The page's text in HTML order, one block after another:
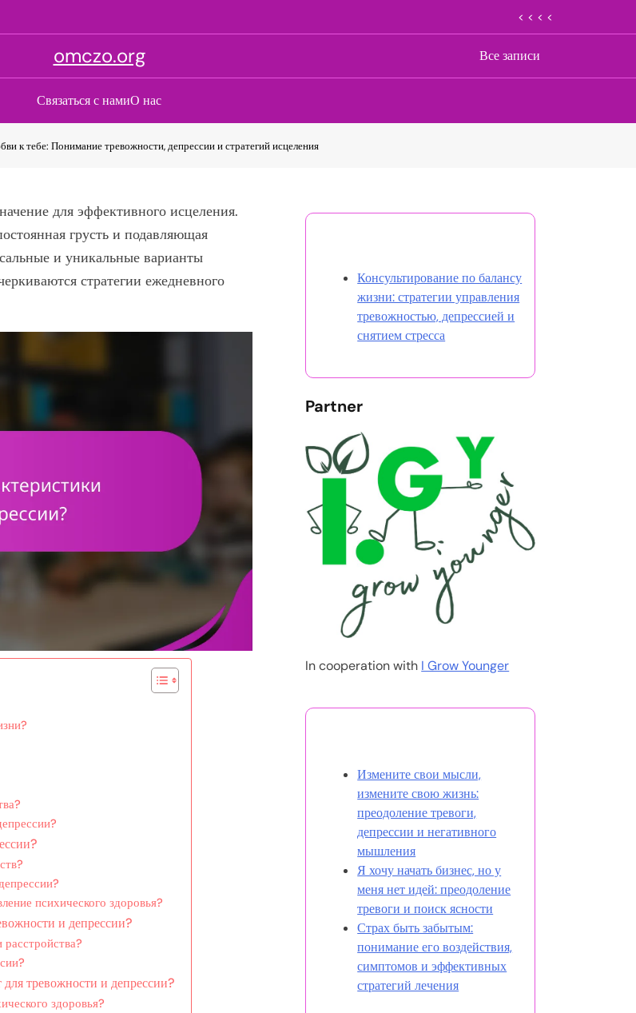
< < < <
omczo.org Все записи
Связаться с намиО нас
к тебе: Понимание тревожности, депрессии и стратегий исцеления
для эффективного исцеления.
грусть и подавляющая
и уникальные варианты
стратегии ежедневного
психического здоровья?
и депрессии?
тревожности и депрессии?
здоровья?
Консультирование по балансу
жизни: стратегии управления
тревожностью, депрессией и
снятием стресса
Partner
In cooperation with I Grow Younger
Измените свои мысли,
измените свою жизнь:
преодоление тревоги,
депрессии и негативного
мышления
Я хочу начать бизнес, но у
меня нет идей: преодоление
тревоги и поиск ясности
Страх быть забытым:
понимание его воздействия,
симптомов и эффективных
стратегий лечения